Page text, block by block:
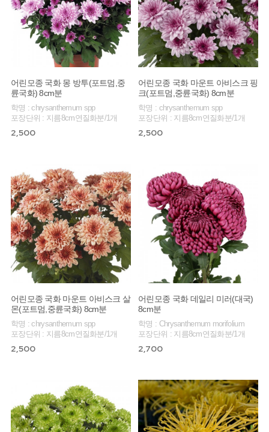
어린모종 국화 몽 방투(포트멈,중
륜국화) 8cm분
학명 : chrysanthemum spp
포장단위 : 지름8cm연질화분/1개
2,500
어린모종 국화 마운트 아비스크 핑
크(포트멈,중륜국화) 8cm분
학명 : chrysanthemum spp
포장단위 : 지름8cm연질화분/1개
2,500
어린모종 국화 마운트 아비스크 살
몬(포트멈,중륜국화) 8cm분
학명 : chrysanthemum spp
포장단위 : 지름8cm연질화분/1개
2,500
어린모종 국화 데일리 미러(대국)
8cm분
학명 : Chrysanthemum morifolium
포장단위 : 지름8cm연질화분/1개
2,700